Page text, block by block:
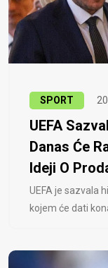
SPORT
UEFA
Danas Će
Ideji O
UEFA je sazvala
kojem će dati